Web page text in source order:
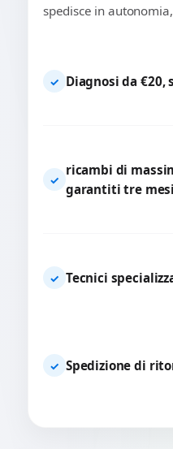
spedisce in
✓ Diagnosi da
✓
ricambi di
garantiti tre mesi
✓ Tecnici
✓ Spedizione di